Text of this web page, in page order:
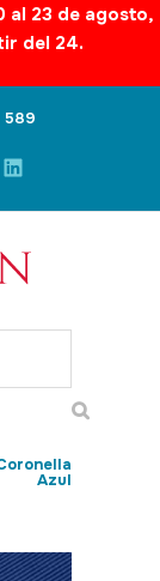
al 23 de agosto,
del 24.
589
LinkedIn
Azul